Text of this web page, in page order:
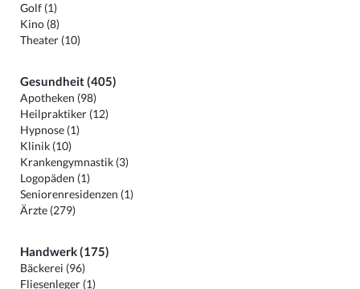
Golf (1)
Kino (8)
Theater (10)
Gesundheit (405)
Apotheken (98)
Heilpraktiker (12)
Hypnose (1)
Klinik (10)
Krankengymnastik (3)
Logopäden (1)
Seniorenresidenzen (1)
Ärzte (279)
Handwerk (175)
Bäckerei (96)
Fliesenleger (1)